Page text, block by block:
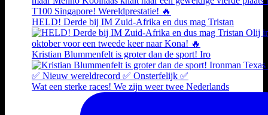
HELD! Derde bij IM Zuid-Afrika en dus mag Tristan
Kristian Blummenfelt is groter dan de sport! Iro
Wat een sterke races! We zijn weer twee Nederlands